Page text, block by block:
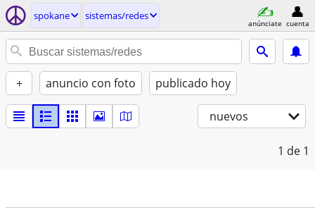
spokane sistemas/redes
anúnciate cuenta
+ anuncio con foto publicado hoy
nuevos
1 de 1